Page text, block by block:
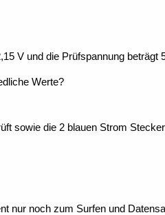
V und die Prüfspannung beträgt
Werte?
sowie die 2 blauen Strom
nur noch zum Surfen und